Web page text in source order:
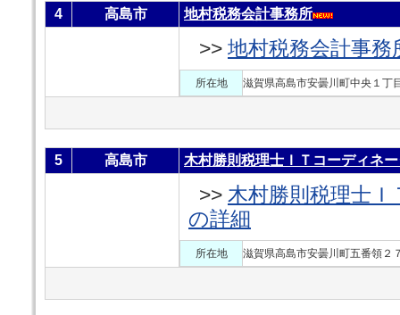
4 高島市 地村税務会計事務所
>> 地村税務会計事務
所在地 滋賀県高島市安曇川町中央１丁
5 高島市 木村勝則税理士ＩＴコーディネ
>> 木村勝則税理士
の詳細
所在地 滋賀県高島市安曇川町五番領２